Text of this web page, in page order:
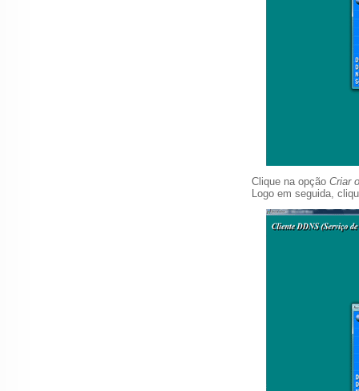
Clique na opção Criar
Logo em seguida,